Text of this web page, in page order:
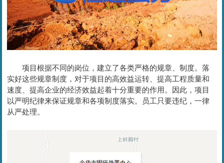
项目根据不同的岗位，建立了各类严格的规章、制度。落
实好这些规章制度，对于项目的高效益运转、提高工程质量和
速度、提高企业的经济效益起着十分重要的作用。因此，项目
以严明纪律来保证规章和各项制度落实。员工只要违纪，一律
从严处理。